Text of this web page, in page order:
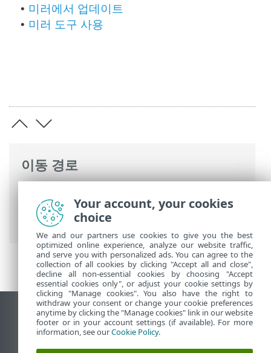
이동 경로
설치/업그레이드>ESET Mail Security 설치
단계> 초기 모듈 업데이트
• 미러에서 업데이트
• 미러 도구 사용
데스크톱 사이트 보기
End of Life
ESET 지식 베이스
Your account, your cookies
choice
We and our partners use cookies to give you the best
optimized online experience, analyze our website traffic,
and serve you with personalized ads. You can agree to the
collection of all cookies by clicking "Accept all and close",
decline all non-essential cookies by choosing "Accept
essential cookies only", or adjust your cookie settings by
clicking "Manage cookies". You also have the right to
withdraw your consent or change your cookie preferences
anytime by clicking the "Manage cookies" link in our website
footer or in your account settings (if available). For more
information, see ourCookie Policy.